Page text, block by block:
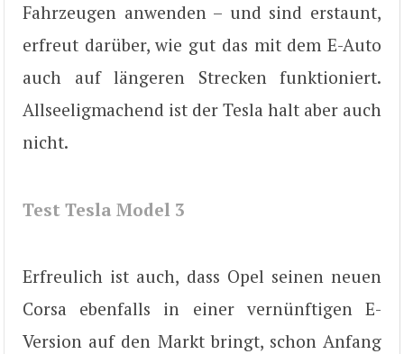
Fahrzeugen anwenden – und sind erstaunt,
erfreut darüber, wie gut das mit dem E-Auto
auch auf längeren Strecken funktioniert.
Allseeligmachend ist der Tesla halt aber auch
nicht.
Test Tesla Model 3
Erfreulich ist auch, dass Opel seinen neuen
Corsa ebenfalls in einer vernünftigen E-
Version auf den Markt bringt, schon Anfang